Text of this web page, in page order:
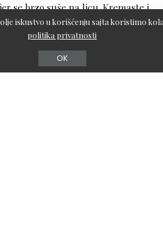
se brzo suše na licu. Kremaste i
ako imatemasnu ili mešovitu
jer će ih dodatni naglasiti, a
iskustvo u korišćenju sajta koristimo
politika privatnosti
OK